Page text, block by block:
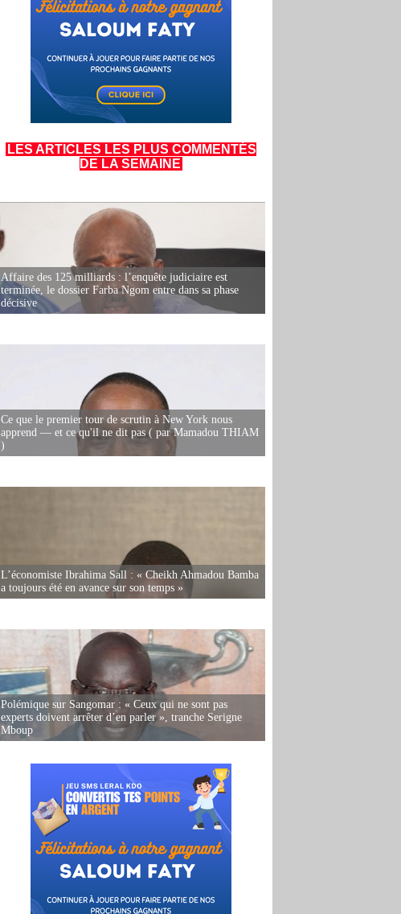
LES ARTICLES LES PLUS COMMENTÉS
DE LA SEMAINE
Affaire des 125 milliards : l’enquête judiciaire est
terminée, le dossier Farba Ngom entre dans sa phase
décisive
Ce que le premier tour de scrutin à New York nous
apprend — et ce qu'il ne dit pas ( par Mamadou THIAM
)
L’économiste Ibrahima Sall : « Cheikh Ahmadou Bamba
a toujours été en avance sur son temps »
Polémique sur Sangomar : « Ceux qui ne sont pas
experts doivent arrêter d’en parler », tranche Serigne
Mboup